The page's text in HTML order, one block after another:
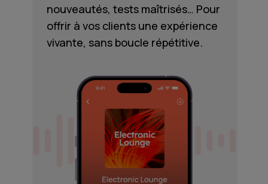
nouveautés, tests maîtrisés… Pour
offrir à vos clients une expérience
vivante, sans boucle répétitive.